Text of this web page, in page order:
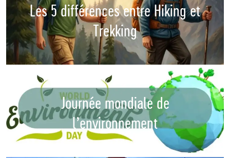
Les 5 différences entre Hiking et
Trekking
Journée mondiale de
l’environnement